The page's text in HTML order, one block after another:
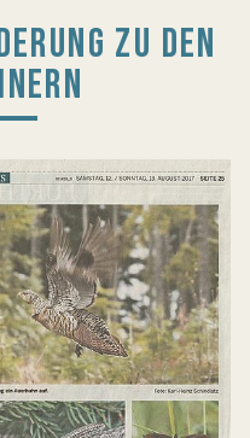
ZU DEN